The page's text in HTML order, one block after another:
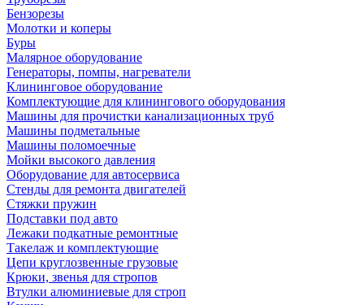
Бензорезы
Молотки и коперы
Буры
Малярное оборудование
Генераторы, помпы, нагреватели
Клининговое оборудование
Комплектующие для клинингового оборудования
Машины для прочистки канализационных труб
Машины подметальные
Машины поломоечные
Мойки высокого давления
Оборудование для автосервиса
Стенды для ремонта двигателей
Стяжки пружин
Подставки под авто
Лежаки подкатные ремонтные
Такелаж и комплектующие
Цепи круглозвенные грузовые
Крюки, звенья для стропов
Втулки алюминиевые для строп